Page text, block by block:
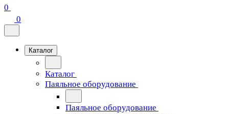
0
0
Каталог
Каталог
Паяльное оборудование
Паяльное оборудование